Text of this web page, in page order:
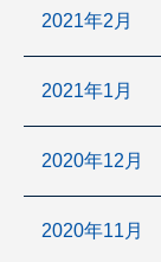
2021年2月
2021年1月
2020年12月
2020年11月